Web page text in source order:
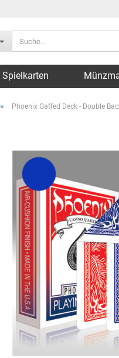
Spielkarten
» Phoenix Gaffed Deck - Double